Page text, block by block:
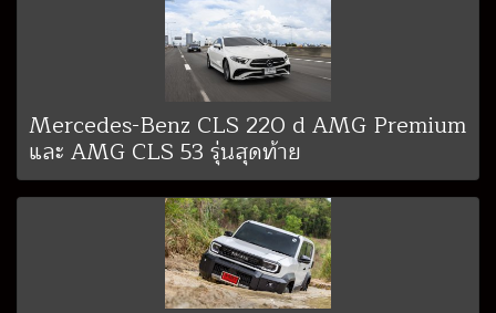
Mercedes-Benz CLS 220 d AMG Premium
และ AMG CLS 53 รุ่นสุดท้าย